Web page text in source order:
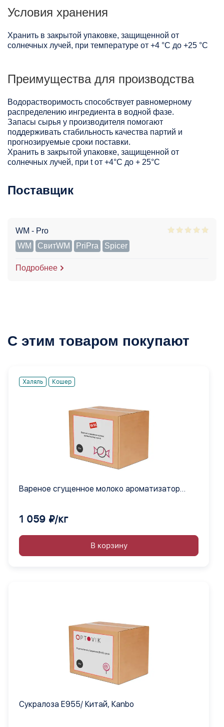
Условия хранения
Хранить в закрытой упаковке, защищенной от
солнечных лучей, при температуре от +4 °C до +25 °C
Преимущества для производства
Водорастворимость способствует равномерному
распределению ингредиента в водной фазе.
Запасы сырья у производителя помогают
поддерживать стабильность качества партий и
прогнозируемые сроки поставки.
Хранить в закрытой упаковке, защищенной от
солнечных лучей, при t от +4°C до + 25°С
Поставщик
WM - Pro
WM
СвитWM PriPra Spicer
Подробнее
С этим товаром покупают
Халяль Кошер
Вареное сгущенное молоко ароматизатор
1 059 ₽/кг
В корзину
Сукралоза Е955/ Китай, Кanbo